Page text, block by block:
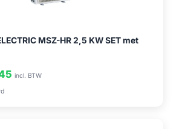
MSZ-HR 2,5 KW SET met
incl. BTW